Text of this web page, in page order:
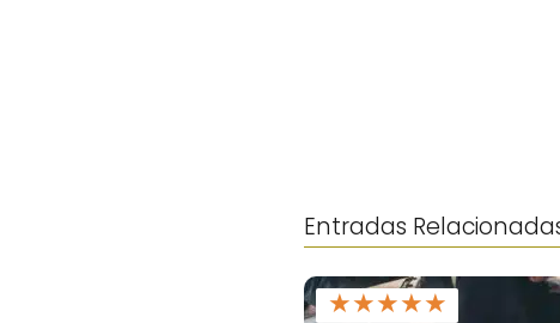
Entradas
★★★★★